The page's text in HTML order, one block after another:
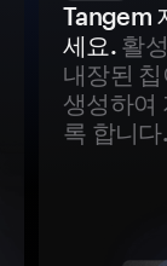
Tangem
세요.활
내장된
생성하여
록 합니다.